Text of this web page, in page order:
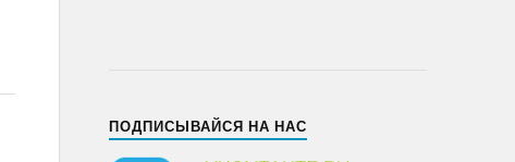
ПОДПИСЫВАЙСЯ НА НАС